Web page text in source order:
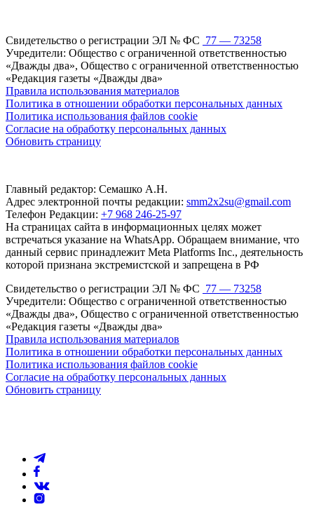
Свидетельство о регистрации ЭЛ № ФС 77 — 73258
Учредители: Общество с ограниченной ответственностью
«Дважды два», Общество с ограниченной ответственностью
«Редакция газеты «Дважды два»
Правила использования материалов
Политика в отношении обработки персональных данных
Политика использования файлов cookie
Согласие на обработку персональных данных
Обновить страницу
Главный редактор: Семашко А.Н.
Адрес электронной почты редакции: smm2x2su@gmail.com
Телефон Редакции: +7 968 246-25-97
На страницах сайта в информационных целях может
встречаться указание на WhatsApp. Обращаем внимание, что
данный сервис принадлежит Meta Platforms Inc., деятельность
которой признана экстремистской и запрещена в РФ
Свидетельство о регистрации ЭЛ № ФС 77 — 73258
Учредители: Общество с ограниченной ответственностью
«Дважды два», Общество с ограниченной ответственностью
«Редакция газеты «Дважды два»
Правила использования материалов
Политика в отношении обработки персональных данных
Политика использования файлов cookie
Согласие на обработку персональных данных
Обновить страницу